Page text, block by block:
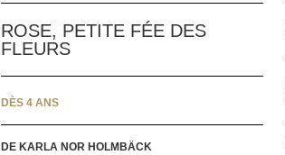
ROSE, PETITE FÉE DES
FLEURS
DÈS 4 ANS
DE KARLA NOR HOLMBÄCK